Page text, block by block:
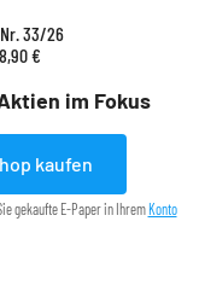
im Fokus
Nr. 33/26
8,90 €
kaufen
gekaufte E-Paper in Ihrem Konto